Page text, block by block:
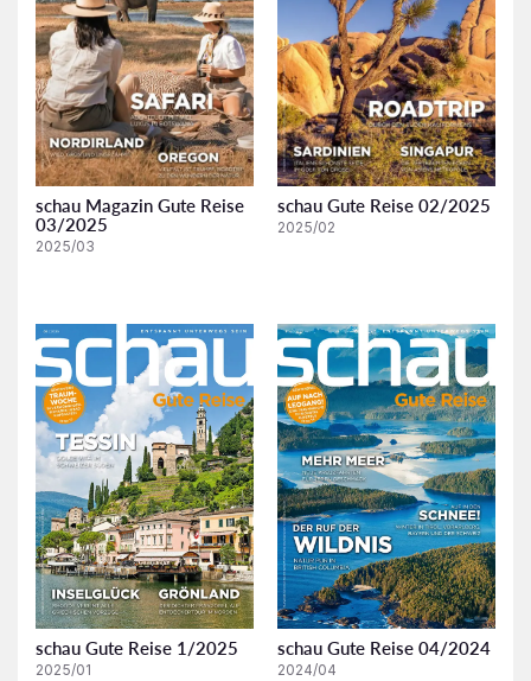
schau Magazin Gute Reise
03/2025
2025/03
schau Gute Reise 02/2025
2025/02
schau Gute Reise 1/2025
2025/01
schau Gute Reise 04/2024
2024/04